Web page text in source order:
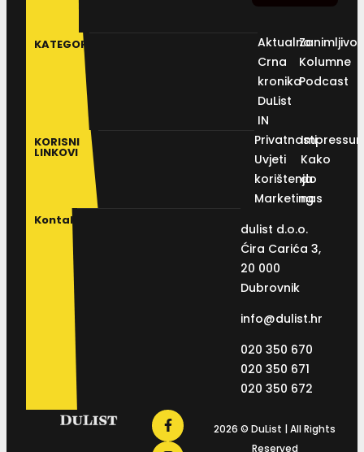
KATEGORIJE
Aktualno
Crna
kronika
DuList
IN
Kolumne
Podcast
KORISNI
LINKOVI
Privatnosti
Uvjeti
korištenja
Marketing
Kako
do
nas
Kontakt
dulist d.o.o.
Ćira Carića 3,
20 000
Dubrovnik
info@dulist.hr
020 350 670
020 350 671
020 350 672
2026 © DuList | All Rights
Reserved